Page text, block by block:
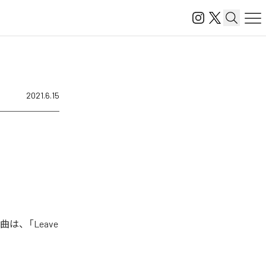
2021.6.15
は、「Leave